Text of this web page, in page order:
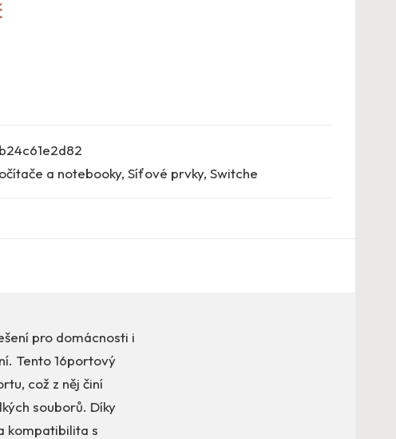
a notebooky, Síťové prvky, Switche
pro domácnosti i
Tento 16portový
což z něj činí
souborů. Díky
kompatibilita s